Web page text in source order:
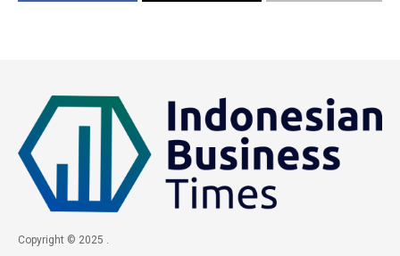
Copyright © 2025 .